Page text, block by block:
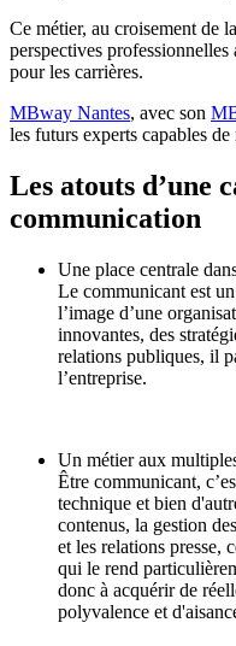
Ce métier, au croisement de
perspectives professionnelles
pour les carrières.
MBway Nantes, avec son
les futurs experts capables
Les atouts d’une
communication
Une place centrale
Le communicant est
l’image d’une
innovantes, des
relations publiques, il
l’entreprise.
Un métier aux
Être communicant,
technique et bien
contenus, la gestion
et les relations presse,
qui le rend
donc à acquérir de
polyvalence et